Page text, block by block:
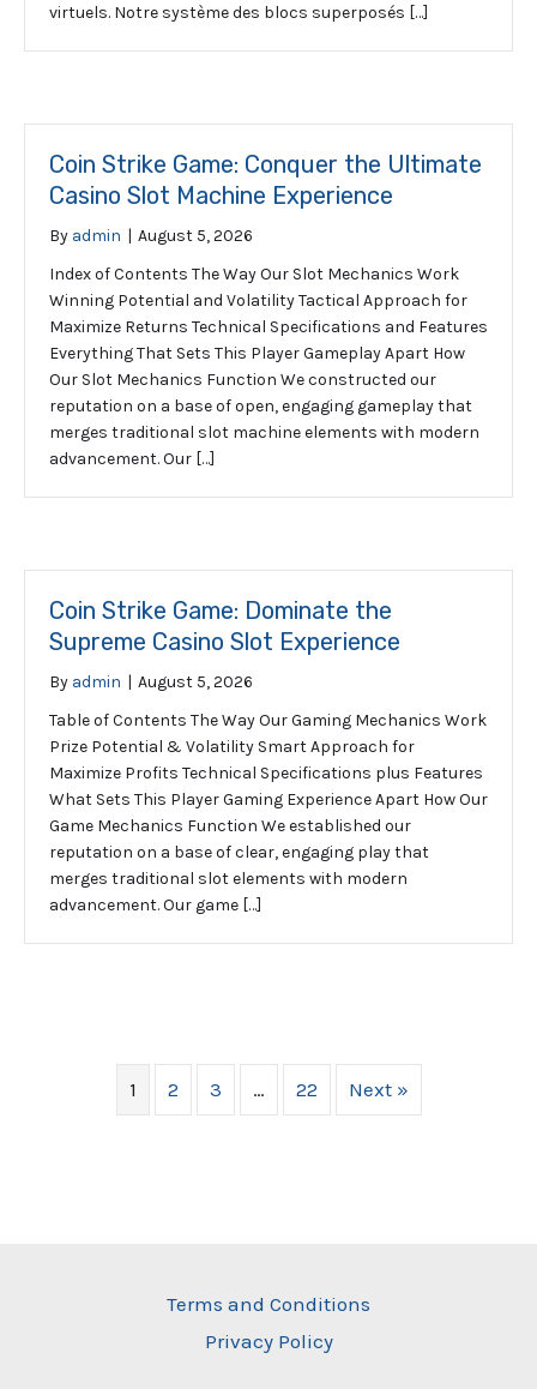
virtuels. Notre système des blocs superposés […]
Coin Strike Game: Conquer the Ultimate
Casino Slot Machine Experience
By admin | August 5, 2026
Index of Contents The Way Our Slot Mechanics Work
Winning Potential and Volatility Tactical Approach for
Maximize Returns Technical Specifications and Features
Everything That Sets This Player Gameplay Apart How
Our Slot Mechanics Function We constructed our
reputation on a base of open, engaging gameplay that
merges traditional slot machine elements with modern
advancement. Our […]
Coin Strike Game: Dominate the
Supreme Casino Slot Experience
By admin | August 5, 2026
Table of Contents The Way Our Gaming Mechanics Work
Prize Potential & Volatility Smart Approach for
Maximize Profits Technical Specifications plus Features
What Sets This Player Gaming Experience Apart How Our
Game Mechanics Function We established our
reputation on a base of clear, engaging play that
merges traditional slot elements with modern
advancement. Our game […]
1 2 3 … 22 Next »
Terms and Conditions
Privacy Policy